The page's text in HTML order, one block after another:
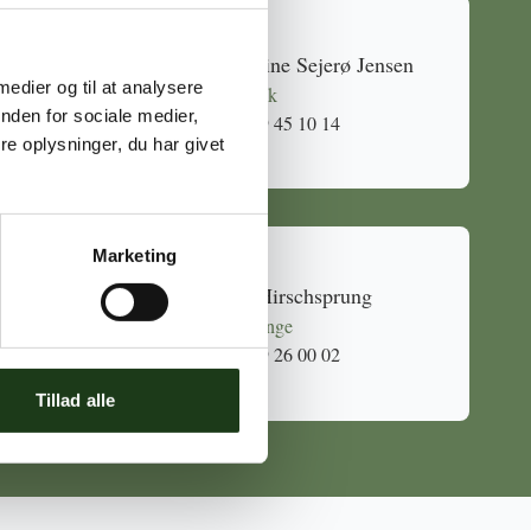
og til at analysere
for sociale medier,
oplysninger, du har givet
Marketing
Tillad alle
Caroline Sejerø Jensen
Holbæk
59 45 10 14
Mia Hirschsprung
Svinninge
59 26 00 02